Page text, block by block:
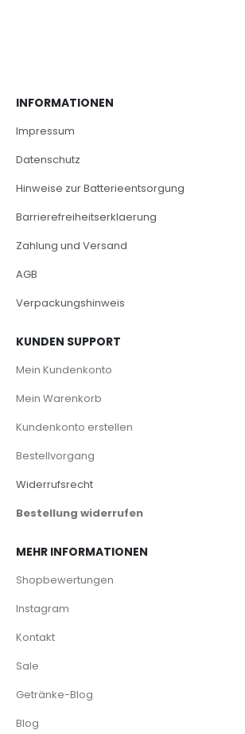
INFORMATIONEN
Impressum
Datenschutz
Hinweise zur Batterieentsorgung
Barrierefreiheitserklaerung
Zahlung und Versand
AGB
Verpackungshinweis
KUNDEN SUPPORT
Mein Kundenkonto
Mein Warenkorb
Kundenkonto erstellen
Bestellvorgang
Widerrufsrecht
Bestellung widerrufen
MEHR INFORMATIONEN
Shopbewertungen
Instagram
Kontakt
Sale
Getränke-Blog
Blog